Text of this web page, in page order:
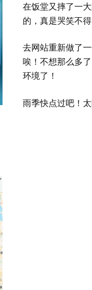
在饭堂又摔了一
的，真是哭笑不得
去网站重新做了
唉！不想那么多
环境了！
雨季快点过吧！